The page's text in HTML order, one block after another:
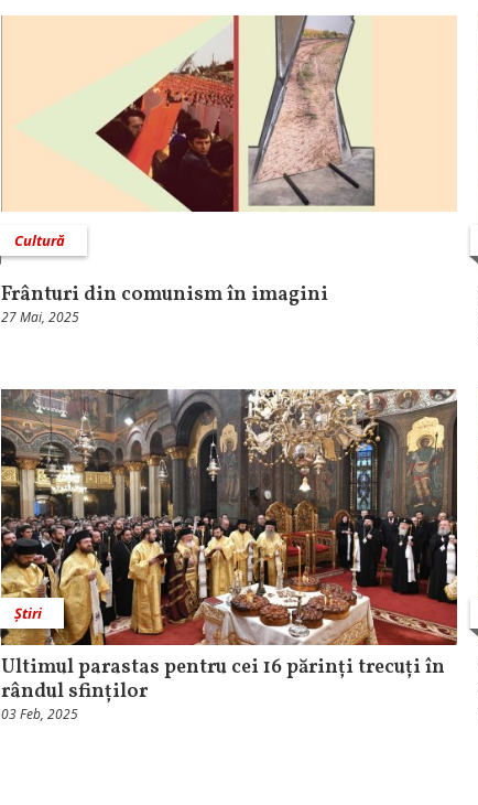
Cultură
Frânturi din comunism în imagini
27 Mai, 2025
Știri
Ultimul parastas pentru cei 16 părinți trecuți în
rândul sfinților
03 Feb, 2025